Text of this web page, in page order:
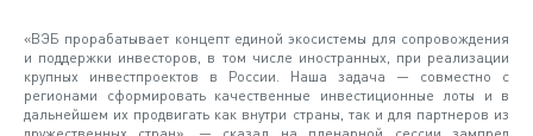
«ВЭБ прорабатывает концепт единой экосистемы для сопровождения
и поддержки инвесторов, в том числе иностранных, при реализации
крупных инвестпроектов в России. Наша задача — совместно с
регионами сформировать качественные инвестиционные лоты и в
дальнейшем их продвигать как внутри страны, так и для партнеров из